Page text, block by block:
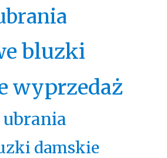
bluzki
wyprzedaż
damskie